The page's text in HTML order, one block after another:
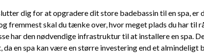
dig for at opgradere dit store badebassin til en spa, er
fremmest skal du tænke over, hvor meget plads du har til
har den nødvendige infrastruktur til at installere en spa.
da en spa kan være en større investering end et almindeligt